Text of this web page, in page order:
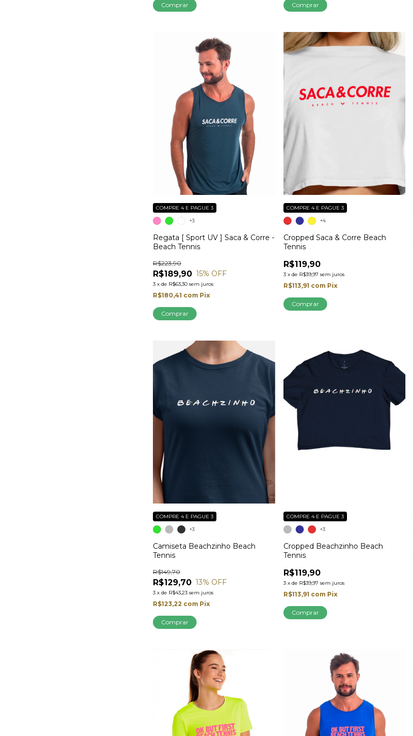
Comprar Comprar
Regata [ Sport UV ] Saca & Corre -
Beach Tennis
R$189,90
R$223,90
15% OFF
3 x de R$63,30 sem juros
COMPRE 4 E PAGUE 3
R$180,41 com Pix
+3
Comprar
Cropped Saca & Corre Beach
Tennis
R$119,90
3 x de R$39,97 sem juros
COMPRE 4 E PAGUE 3
R$113,91 com Pix
+4
Comprar
Camiseta Beachzinho Beach
Tennis
R$129,70
R$149,70
13% OFF
3 x de R$43,23 sem juros
COMPRE 4 E PAGUE 3
R$123,22 com Pix
+3
Comprar
Cropped Beachzinho Beach
Tennis
R$119,90
3 x de R$39,97 sem juros
COMPRE 4 E PAGUE 3
R$113,91 com Pix
+3
Comprar